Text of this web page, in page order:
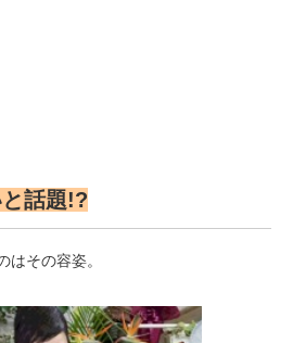
話題!?
はその容姿。